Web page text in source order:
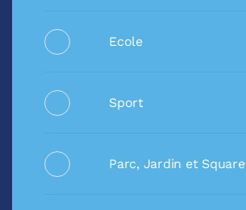
Ecole
Sport
Parc, Jardin et Square